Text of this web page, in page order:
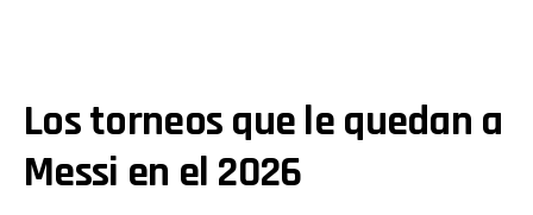
Los torneos que le quedan a
Messi en el 2026